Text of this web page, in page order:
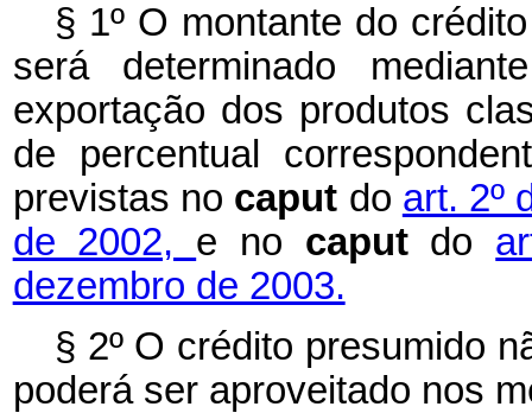
§ 1º O montante do
será determinado
exportação dos produtos
de percentual
previstas no caput do art. 2º
de 2002, e no caput do
dezembro de 2003.
§ 2º O crédito presumido
poderá ser aproveitado nos